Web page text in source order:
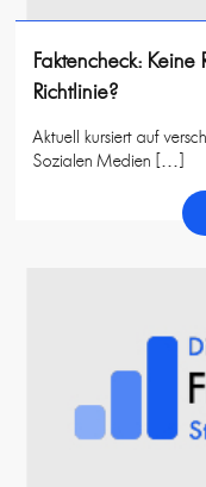
Faktencheck:
Richtlinie?
Aktuell kursiert auf
Sozialen Medien […]